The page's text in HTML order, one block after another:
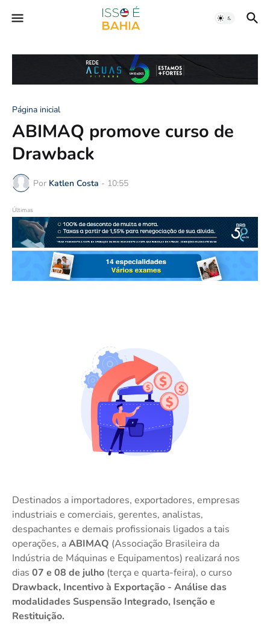
Página inicial
ABIMAQ promove curso de
Drawback
Por Katlen Costa - 10:55
Últimas
Destinados a importadores, exportadores, empresas
industriais e comerciais, gerentes, analistas,
despachantes e demais profissionais ligados a tais
operações, aABIMAQ (Associação Brasileira da
Indústria de Máquinas e Equipamentos) realizará nos
dias 07 e 08 de julho (terça e quarta-feira), o curso
Drawback, Incentivo à Exportação - Análise das
modalidades Suspensão Integrado, Isenção e
Restituição.